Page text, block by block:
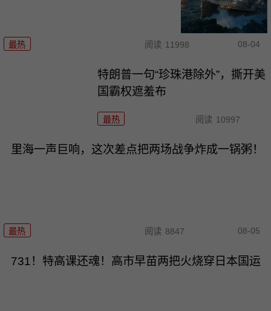
最热 阅读 11998 08-04
特朗普一句“珍珠港除外”，撕开美
国霸权遮羞布
最热 阅读 10997
里海一声巨响，这次差点把两场战争炸成一锅粥！
最热 阅读 8847 08-05
731！特高课还魂！高市早苗两把火烧穿日本国运